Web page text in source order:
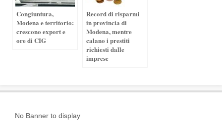
Congiuntura,
Modena e territorio:
crescono export e
ore di CIG
Record di risparmi
in provincia di
Modena, mentre
calano i prestiti
richiesti dalle
imprese
No Banner to display